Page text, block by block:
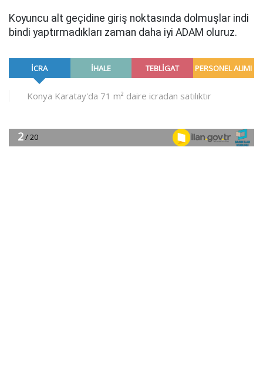
Koyuncu alt geçidine giriş noktasında dolmuşlar indi
bindi yaptırmadıkları zaman daha iyi ADAM oluruz.